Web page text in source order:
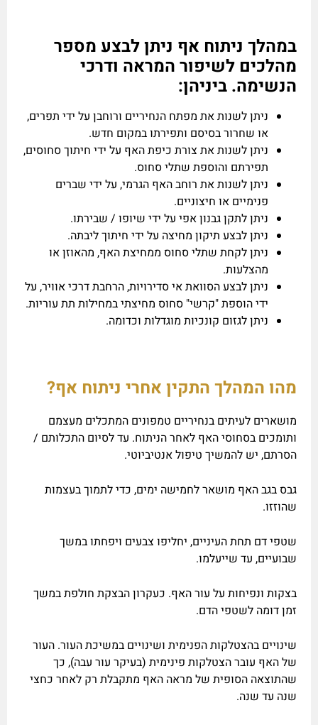
במהלך ניתוח אף ניתן לבצע מספר
מהלכים לשיפור המראה ודרכי
הנשימה. ביניהן:
ניתן לשנות את מפתח הנחיריים ורוחבן על ידי תפרים,
או שחרור בסיסם ותפירתו במקום חדש.
ניתן לשנות את צורת כיפת האף על ידי חיתוך סחוסים,
תפירתם והוספת שתלי סחוס.
ניתן לשנות את רוחב האף הגרמי, על ידי שברים
פנימיים או חיצוניים.
ניתן לתקן גבנון אפי על ידי שיופו / שבירתו.
ניתן לבצע תיקון מחיצה על ידי חיתוך ליבתה.
ניתן לקחת שתלי סחוס ממחיצת האף, מהאוזן או
מהצלעות.
ניתן לבצע הסוואת אי סדירויות, הרחבת דרכי אוויר, על
ידי הוספת "קרשי" סחוס מחיצתי במחילות תת עוריות.
ניתן לגזום קונכיות מוגדלות וכדומה.
מהו המהלך התקין אחרי ניתוח אף?
מושארים לעיתים בנחיריים טמפונים המתכלים מעצמם
ותומכים בסחוסי האף לאחר הניתוח. עד לסיום התכלותם /
הסרתם, יש להמשיך טיפול אנטיביוטי.
גבס בגב האף מושאר לחמישה ימים, כדי לתמוך בעצמות
שהוזזו.
שטפי דם תחת העיניים, יחליפו צבעים ויפחתו במשך
שבועיים, עד שייעלמו.
בצקות ונפיחות על עור האף. כעקרון הבצקת חולפת במשך
זמן דומה לשטפי הדם.
שינויים בהצטלקות הפנימית ושינויים במשיכת העור. העור
של האף עובר הצטלקות פינימית (בעיקר עור עבה), כך
שהתוצאה הסופית של מראה האף מתקבלת רק לאחר כחצי
שנה עד שנה.